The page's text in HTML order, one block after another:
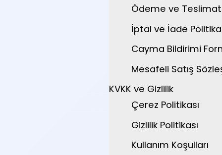
Ödeme ve Teslimat
İptal ve İade
Cayma Bildirimi
Mesafeli Satış
KVKK ve Gizlilik
Çerez Politikası
Gizlilik Politikası
Kullanım Koşulları